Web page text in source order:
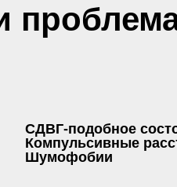
СДВГ-подобное
Компульсивные
Шумофобии